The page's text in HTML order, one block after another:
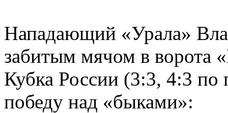
Нападающий «Урала»
забитым мячом в ворота
Кубка России (3:3, 4:3 по
победу над «быками»: